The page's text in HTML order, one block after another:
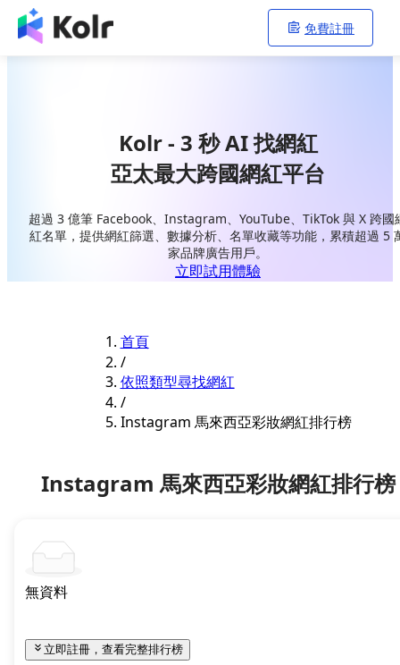
免費註冊
Kolr - 3 秒 AI 找網紅
亞太最大跨國網紅平台
超過 3 億筆 Facebook、Instagram、YouTube、TikTok 與 X 跨國
紅名單，提供網紅篩選、數據分析、名單收藏等功能，累積超過 5
家品牌廣告用戶。
立即試用體驗
首頁
/
依照類型尋找網紅
/
Instagram 馬來西亞彩妝網紅排行榜
Instagram 馬來西亞彩妝網紅排行榜
無資料
立即註冊，查看完整排行榜